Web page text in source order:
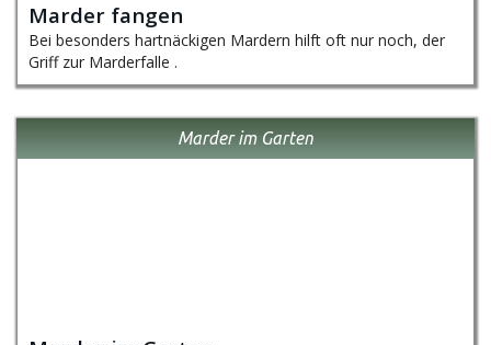
Marder fangen
Bei besonders hartnäckigen Mardern hilft oft nur noch, der
Griff zur Marderfalle .
Marder im Garten